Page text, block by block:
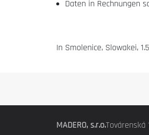
Daten in Rechnungen
In Smolenice, Slowakei,
MADERO, s.r.o.Továrenská